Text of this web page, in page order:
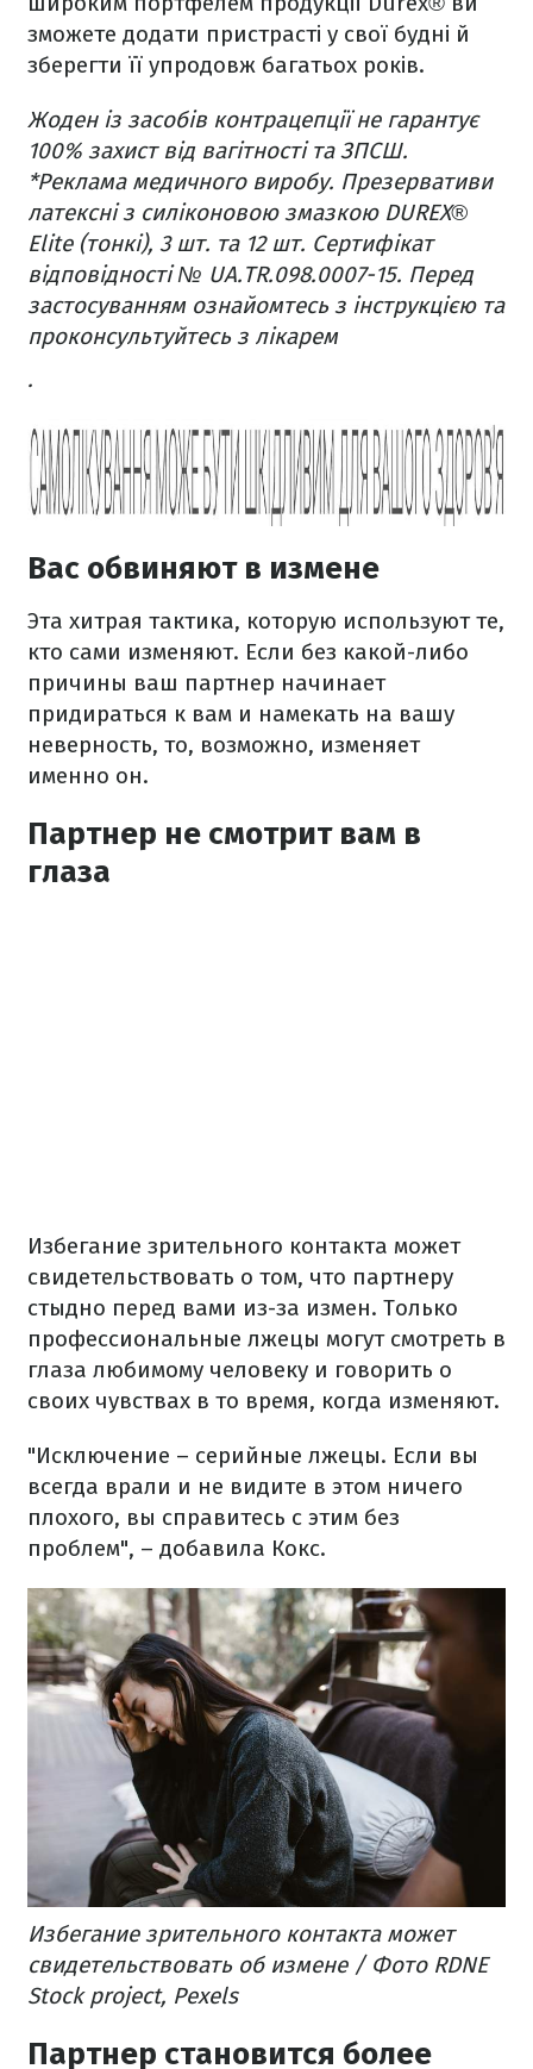
зможете додати пристрасті у свої будні й
зберегти її упродовж багатьох років.
Жоден із засобів контрацепції не гарантує
100% захист від вагітності та ЗПСШ.
*Реклама медичного виробу. Презервативи
латексні з силіконовою змазкою DUREX®
Elite (тонкі), 3 шт. та 12 шт. Сертифікат
відповідності № UA.TR.098.0007-15. Перед
застосуванням ознайомтесь з інструкцією та
проконсультуйтесь з лікарем
.
Вас обвиняют в измене
Эта хитрая тактика, которую используют те,
кто сами изменяют. Если без какой-либо
причины ваш партнер начинает
придираться к вам и намекать на вашу
неверность, то, возможно, изменяет
именно он.
Партнер не смотрит вам в
глаза
Избегание зрительного контакта может
свидетельствовать о том, что партнеру
стыдно перед вами из-за измен. Только
профессиональные лжецы могут смотреть в
глаза любимому человеку и говорить о
своих чувствах в то время, когда изменяют.
"Исключение – серийные лжецы. Если вы
всегда врали и не видите в этом ничего
плохого, вы справитесь с этим без
проблем", – добавила Кокс.
Избегание зрительного контакта может
свидетельствовать об измене / Фото RDNE
Stock project, Pexels
Партнер становится более